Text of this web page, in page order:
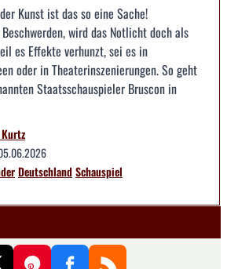
Kunst ist das so eine Sache!
wird das Notlicht doch als
es Effekte verhunzt, sei es in
oder in Theaterinszenierungen. So geht
Staatsschauspieler Bruscon in
DeutschlandSchauspiel